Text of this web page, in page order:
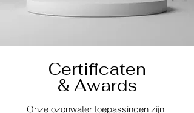
Certificaten
& Awards
Onze ozonwater toepassingen zijn